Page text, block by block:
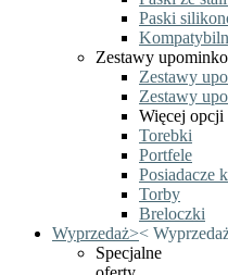
Paski
Zestawy
Zestawy
Zestawy
Więcej opcji
Torebki
Portfele
Posiadacze
Torby
Breloczki
Wyprzedaż><
Specjalne